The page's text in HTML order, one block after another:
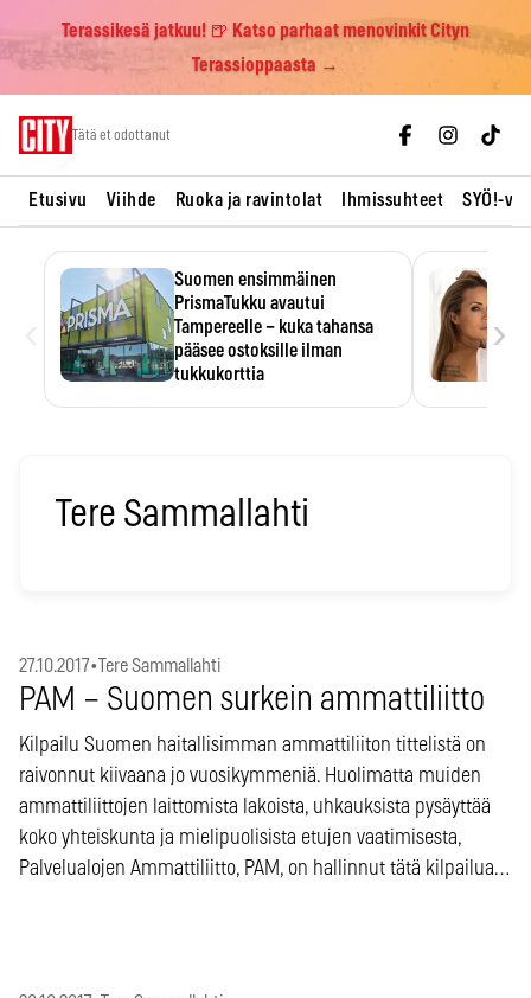
Terassikesä jatkuu! 🍺 Katso parhaat menovinkit Cityn
Terassioppaasta →
Tätä et odottanut
Etusivu Viihde Ruoka ja ravintolat Ihmissuhteet SYÖ!-
Suomen ensimmäinen
PrismaTukku avautui
Tampereelle – kuka tahansa
pääsee ostoksille ilman
tukkukorttia
›
Tere Sammallahti
27.10.2017• Tere Sammallahti
PAM – Suomen surkein ammattiliitto
Kilpailu Suomen haitallisimman ammattiliiton tittelistä on
raivonnut kiivaana jo vuosikymmeniä. Huolimatta muiden
ammattiliittojen laittomista lakoista, uhkauksista pysäyttää
koko yhteiskunta ja mielipuolisista etujen vaatimisesta,
Palvelualojen Ammattiliitto, PAM, on hallinnut tätä kilpailua…